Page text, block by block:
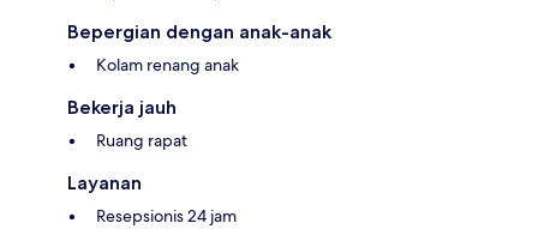
Bepergian dengan anak-anak
Kolam renang anak
Bekerja jauh
Ruang rapat
Layanan
Resepsionis 24 jam